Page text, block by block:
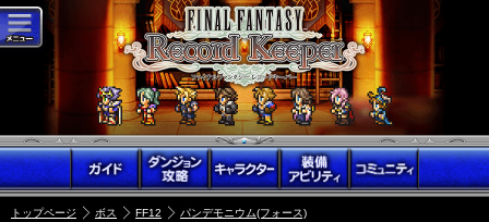
トップページ ボス FF12 パンデモニウム(フォース)